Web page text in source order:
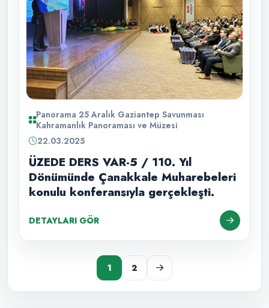
Panorama 25 Aralık Gaziantep Savunması
Kahramanlık Panoraması ve Müzesi
22.03.2025
ÜZEDE DERS VAR-5 / 110. Yıl
Dönümünde Çanakkale Muharebeleri
konulu konferansıyla gerçekleşti.
DETAYLARI GÖR
1 2